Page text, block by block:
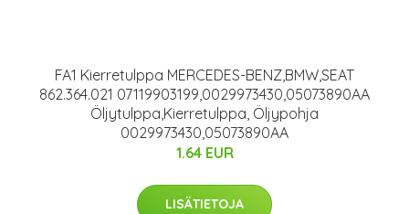
FA1 Kierretulppa MERCEDES-BENZ,BMW,SEAT
862.364.021 07119903199,0029973430,05073890AA
Öljytulppa,Kierretulppa, Öljypohja
0029973430,05073890AA
1.64 EUR
LISÄTIETOJA